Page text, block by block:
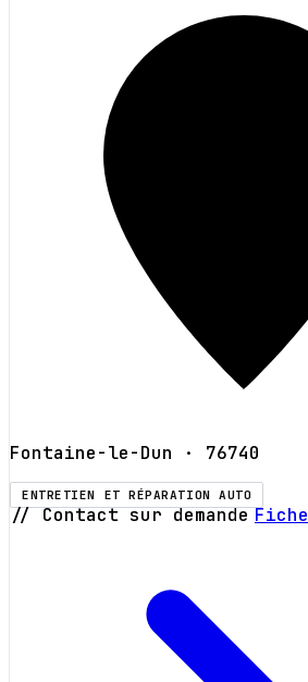
Fontaine-le-Dun · 76740
ENTRETIEN ET RÉPARATION AUTO
// Contact sur demande Fiche